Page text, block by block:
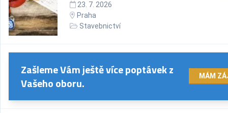
23. 7. 2026
Praha
Stavebnictví
Zašleme Vám ještě více poptávek z
Vašeho oboru.
MÁM